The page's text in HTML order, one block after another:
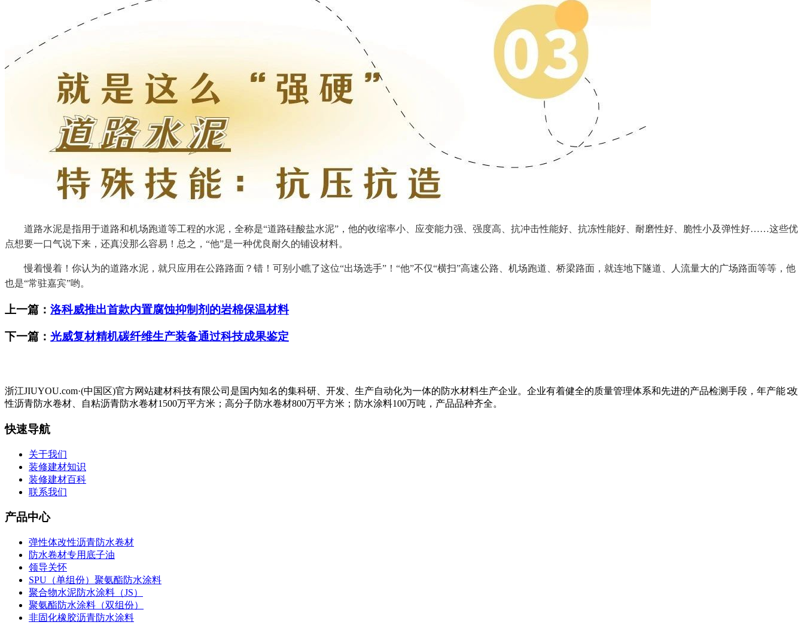
道路水泥是指用于道路和机场跑道等工程的水泥，全称是“道路硅酸盐水泥”，他的收缩率小、应变能力强、强度高、抗冲击性能好、抗冻性能好、耐磨性好、脆性小及弹性好……这些优
点想要一口气说下来，还真没那么容易！总之，“他”是一种优良耐久的铺设材料。
慢着慢着！你认为的道路水泥，就只应用在公路路面？错！可别小瞧了这位“出场选手”！“他”不仅“横扫”高速公路、机场跑道、桥梁路面，就连地下隧道、人流量大的广场路面等等，他
也是“常驻嘉宾”哟。
上一篇： 洛科威推出首款内置腐蚀抑制剂的岩棉保温材料
下一篇： 光威复材精机碳纤维生产装备通过科技成果鉴定
浙江JIUYOU.com·(中国区)官方网站建材科技有限公司是国内知名的集科研、开发、生产自动化为一体的防水材料生产企业。企业有着健全的质量管理体系和先进的产品检测手段，年产能∶改
性沥青防水卷材、自粘沥青防水卷材1500万平方米；高分子防水卷材800万平方米；防水涂料100万吨，产品品种齐全。
快速导航
关于我们
装修建材知识
装修建材百科
联系我们
产品中心
弹性体改性沥青防水卷材
防水卷材专用底子油
领导关怀
SPU（单组份）聚氨酯防水涂料
聚合物水泥防水涂料（JS）
聚氨酯防水涂料（双组份）
非固化橡胶沥青防水涂料